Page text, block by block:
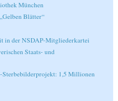
München
Blätter“
in der NSDAP-Mitgliederkartei
Staats- und
Sterbebilderprojekt: 1,5 Millionen